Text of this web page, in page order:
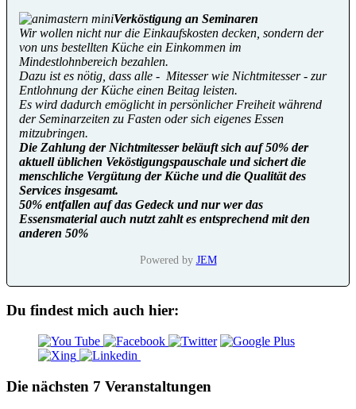
Verköstigung an Seminaren
Wir wollen nicht nur die Einkaufskosten decken, sondern der
von uns bestellten Küche ein Einkommen im
Mindestlohnbereich bezahlen.
Dazu ist es nötig, dass alle - Mitesser wie Nichtmitesser - zur
Entlohnung der Küche einen Beitag leisten.
Es wird dadurch emöglicht in persönlicher Freiheit während
der Seminarzeiten zu Fasten oder sich eigenes Essen
mitzubringen.
Die Zahlung der Nichtmitesser beläuft sich auf 50% der
aktuell üblichen Veköstigungspauschale und sichert die
menschliche Vergütung der Küche und die Qualität des
Services insgesamt.
50% entfallen auf das Gedeck und nur wer das
Essensmaterial auch nutzt zahlt es entsprechend mit den
anderen 50%
Powered by JEM
Du findest mich auch hier:
Die nächsten 7 Veranstaltungen